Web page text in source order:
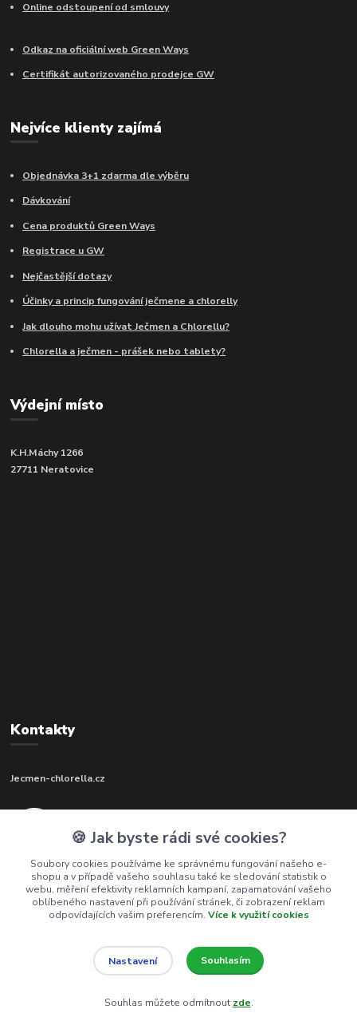
Online odstoupení od smlouvy
Odkaz na oficiální web Green Ways
Certifikát autorizovaného prodejce GW
Nejvíce klienty zajímá
Objednávka 3+1 zdarma dle výběru
Dávkování
Cena produktů Green Ways
Registrace u GW
Nejčastější dotazy
Účinky a princip fungování ječmene a chlorelly
Jak dlouho mohu užívat Ječmen a Chlorellu?
Chlorella a ječmen - prášek nebo tablety?
Výdejní místo
K.H.Máchy 1266
27711 Neratovice
Kontakty
Jecmen-chlorella.cz
(Po-Pá, 9-17 hod.)
info@jecmen-chlorella.cz
Vytvořeno na
Eshop-rychle.cz
🍪 Jak byste rádi své cookies?
Soubory cookies používáme ke správnému fungování našeho e-
shopu a v případě vašeho souhlasu také ke sledování statistik o
webu, měření efektivity reklamních kampaní, zapamatování vašeho
oblíbeného nastavení při používání stránek, či zobrazení reklam
odpovídajících vašim preferencím. Více k využití cookies
Nastavení Souhlasím
Souhlas můžete odmítnout zde.